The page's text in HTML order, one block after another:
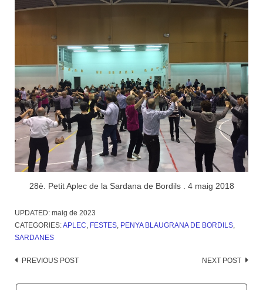
28è. Petit Aplec de la Sardana de Bordils . 4 maig 2018
UPDATED: maig de 2023
CATEGORIES:APLEC, FESTES, PENYA BLAUGRANA DE BORDILS,
SARDANES
Post
PREVIOUS POST NEXT POST